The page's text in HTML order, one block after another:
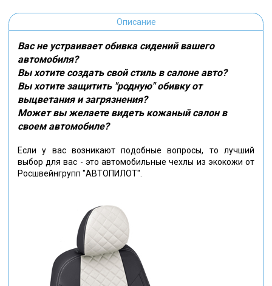
Описание
Вас не устраивает обивка сидений вашего
автомобиля?
Вы хотите создать свой стиль в салоне авто?
Вы хотите защитить "родную" обивку от
выцветания и загрязнения?
Может вы желаете видеть кожаный салон в
своем автомобиле?
Если у вас возникают подобные вопросы, то лучший
выбор для вас - это автомобильные чехлы из экокожи от
Росшвейнгрупп "АВТОПИЛОТ".